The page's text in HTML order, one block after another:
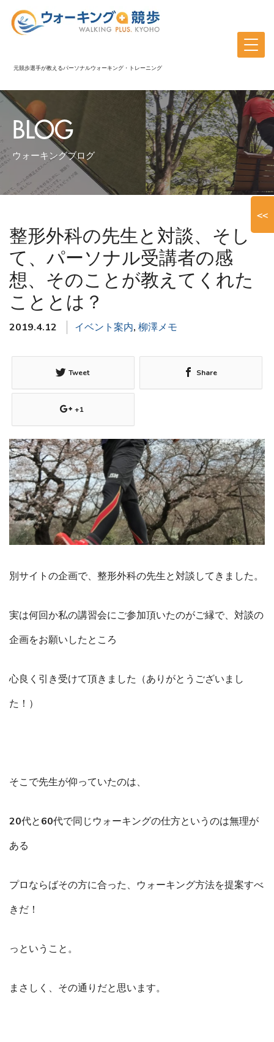
元競歩選手が教えるパーソナルウォーキング・トレーニング
BLOG
ウォーキングブログ
整形外科の先生と対談、そし
て、パーソナル受講者の感
想、そのことが教えてくれた
こととは？
2019.4.12 イベント案内, 柳澤メモ
Tweet Share
+1
別サイトの企画で、整形外科の先生と対談してきました。
実は何回か私の講習会にご参加頂いたのがご縁で、対談の
企画をお願いしたところ
心良く引き受けて頂きました（ありがとうございまし
た！）
そこで先生が仰っていたのは、
20代と60代で同じウォーキングの仕方というのは無理が
ある
プロならばその方に合った、ウォーキング方法を提案すべ
きだ！
っということ。
まさしく、その通りだと思います。
<<